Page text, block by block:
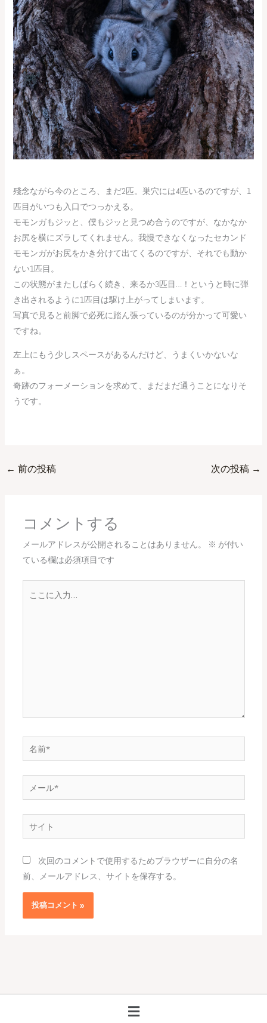
殘念ながら今のところ、まだ2匹。巣穴には4匹いるのですが、1
匹目がいつも入口でつっかえる。
モモンガもジッと、僕もジッと見つめ合うのですが、なかなか
お尻を横にズラしてくれません。我慢できなくなったセカンド
モモンガがお尻をかき分けて出てくるのですが、それでも動か
ない1匹目。
この状態がまたしばらく続き、来るか3匹目…！というと時に弾
き出されるように1匹目は駆け上がってしまいます。
写真で見ると前脚で必死に踏ん張っているのが分かって可愛い
ですね。
左上にもう少しスペースがあるんだけど、うまくいかないな
ぁ。
奇跡のフォーメーションを求めて、まだまだ通うことになりそ
うです。
← 前の投稿 次の投稿 →
コメントする
メールアドレスが公開されることはありません。 ※ が付い
ている欄は必須項目です
前
*
ー
ル
イ
次回のコメントで使用するためブラウザーに自分の名
前、メールアドレス、サイトを保存する。
メ
ニ